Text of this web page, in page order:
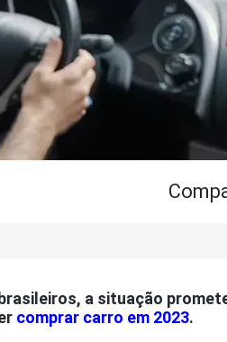
a situação
comprar carro em 2023.